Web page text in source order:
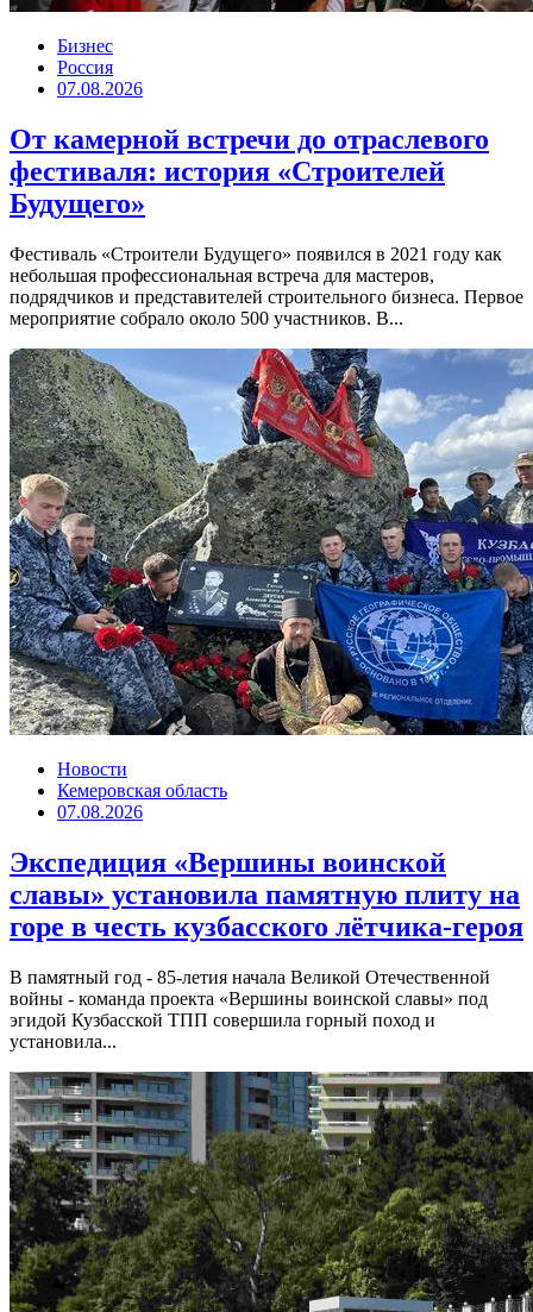
Бизнес
Россия
07.08.2026
От камерной встречи до отраслевого
фестиваля: история «Строителей
Будущего»
Фестиваль «Строители Будущего» появился в 2021 году как
небольшая профессиональная встреча для мастеров,
подрядчиков и представителей строительного бизнеса. Первое
мероприятие собрало около 500 участников. В...
Новости
Кемеровская область
07.08.2026
Экспедиция «Вершины воинской
славы» установила памятную плиту на
горе в честь кузбасского лётчика-героя
В памятный год - 85-летия начала Великой Отечественной
войны - команда проекта «Вершины воинской славы» под
эгидой Кузбасской ТПП совершила горный поход и
установила...